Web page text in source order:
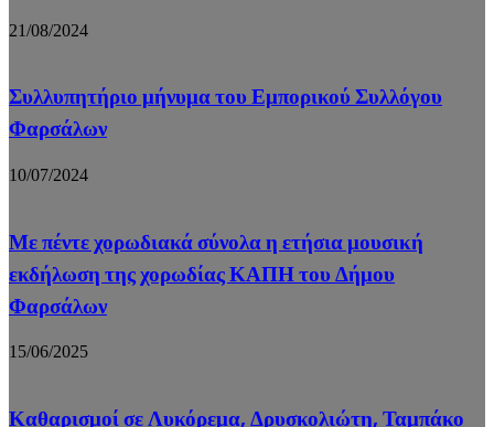
21/08/2024
Συλλυπητήριο μήνυμα του Εμπορικού Συλλόγου
Φαρσάλων
10/07/2024
Με πέντε χορωδιακά σύνολα η ετήσια μουσική
εκδήλωση της χορωδίας ΚΑΠΗ του Δήμου
Φαρσάλων
15/06/2025
Καθαρισμοί σε Λυκόρεμα, Δρυσκολιώτη, Ταμπάκο